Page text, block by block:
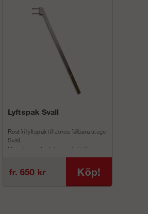
Lyftspak Svall
Rostfri lyftspak till Joros fällbara stege
Svall.
Man skruvar fast denna i befintliga
fr. 650 kr Köp!